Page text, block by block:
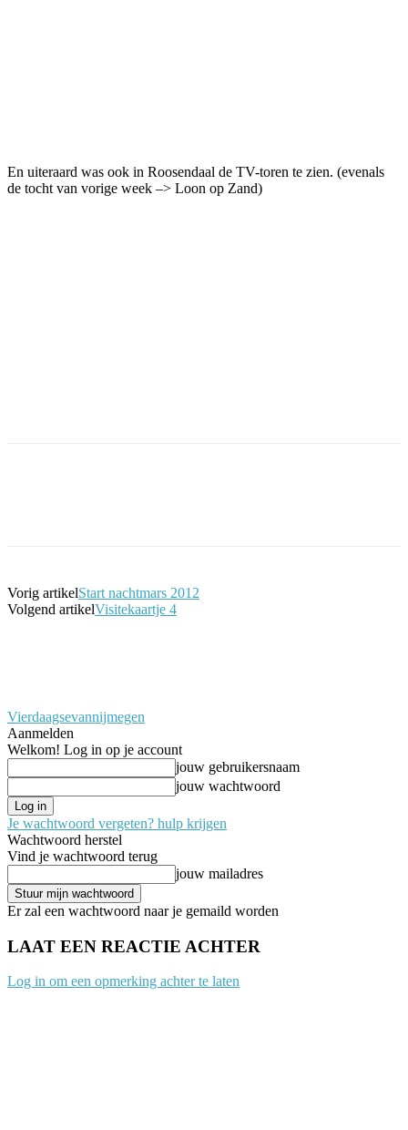
En uiteraard was ook in Roosendaal de TV-toren te zien. (evenals
de tocht van vorige week –> Loon op Zand)
Vorig artikelStart nachtmars 2012
Volgend artikelVisitekaartje 4
Vierdaagsevannijmegen
Aanmelden
Welkom! Log in op je account
jouw gebruikersnaam
jouw wachtwoord
Je wachtwoord vergeten? hulp krijgen
Wachtwoord herstel
Vind je wachtwoord terug
jouw mailadres
Er zal een wachtwoord naar je gemaild worden
LAAT EEN REACTIE ACHTER
Log in om een opmerking achter te laten